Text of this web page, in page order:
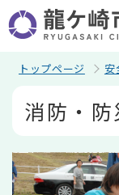
の
ペ
トップページ 安
か
ら
消防・